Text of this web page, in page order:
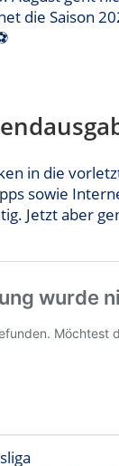
die Saison
in die
sowie
Jetzt aber